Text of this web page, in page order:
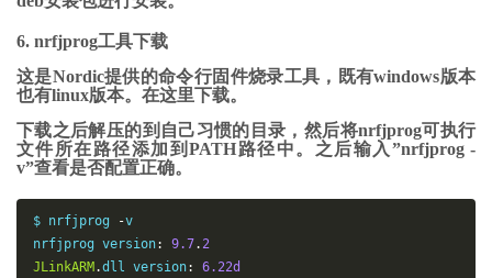
6. nrfjprog工具下载
这是Nordic提供的命令行固件烧录工具，既有windows版本
也有linux版本。在这里下载。
下载之后解压的到自己习惯的目录，然后将nrfjprog可执行
文件所在路径添加到PATH路径中。之后输入”nrfjprog -
v”查看是否配置正确。
$ nrfjprog -v
nrfjprog version: 9.7.2
JLinkARM.dll version: 6.22d